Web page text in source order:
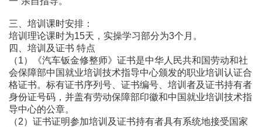
三、培训课时安排：
培训理论课时为15天，实操学习部分为3个月。
四、培训及证书 特点
（1）《汽车钣金修整师》证书是中华人民共和国劳动和社
会保障部中国就业培训技术指导中心颁发的职业培训认证合
格证书。标有证书序列号、证书编号、培训者及证书持有者
身份证号码，并盖有劳动保障部印徽和中国就业培训技术指
导中心的公章。
（2）证书证明参加培训及证书持有者具有系统地接受国家